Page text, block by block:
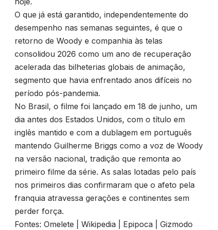
O que já está garantido, independentemente do
desempenho nas semanas seguintes, é que o
retorno de Woody e companhia às telas
consolidou 2026 como um ano de recuperação
acelerada das bilheterias globais de animação,
segmento que havia enfrentado anos difíceis no
período pós-pandemia.
No Brasil, o filme foi lançado em 18 de junho, um
dia antes dos Estados Unidos, com o título em
inglês mantido e com a dublagem em português
mantendo Guilherme Briggs como a voz de Woody
na versão nacional, tradição que remonta ao
primeiro filme da série. As salas lotadas pelo país
nos primeiros dias confirmaram que o afeto pela
franquia atravessa gerações e continentes sem
perder força.
Fontes: Omelete Wikipedia Epipoca
Gizmodo